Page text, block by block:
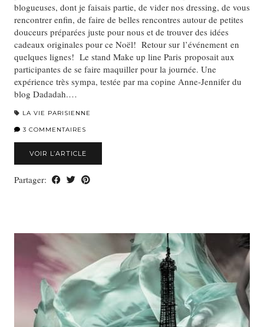
blogueuses, dont je faisais partie, de vider nos dressing, de vous
rencontrer enfin, de faire de belles rencontres autour de petites
douceurs préparées juste pour nous et de trouver des idées
cadeaux originales pour ce Noël! Retour sur l’événement en
quelques lignes! Le stand Make up line Paris proposait aux
participantes de se faire maquiller pour la journée. Une
expérience très sympa, testée par ma copine Anne-Jennifer du
blog Dadadah.…
LA VIE PARISIENNE
3 COMMENTAIRES
VOIR L’ARTICLE
Partager: